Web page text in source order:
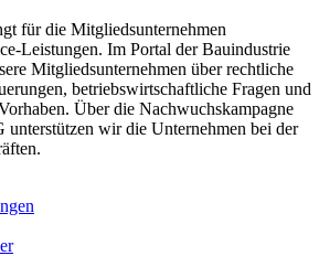
für die Mitgliedsunternehmen
Leistungen. Im Portal der Bauindustrie
Mitgliedsunternehmen über rechtliche
betriebswirtschaftliche Fragen und
Über die Nachwuchskampagne
wir die Unternehmen bei der